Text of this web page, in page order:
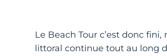
Le Beach Tour c’est donc
littoral continue tout au long